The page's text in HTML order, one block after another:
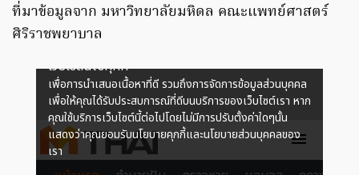
ที่มาข้อมูลจาก มหาวิทยาลัยมหิดล คณะแพทย์ศาสตร์
ศิริราชพยาบาล